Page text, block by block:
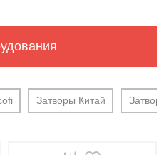
Затворы Китай